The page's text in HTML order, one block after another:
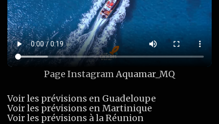
Page Instagram Aquamar_MQ
Voir les prévisions en Guadeloupe
Voir les prévisions en Martinique
Voir les prévisions à la Réunion